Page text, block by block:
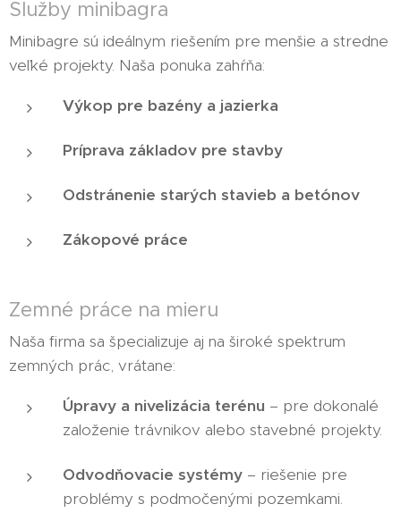
Služby minibagra
Minibagre sú ideálnym riešením pre menšie a stredne
veľké projekty. Naša ponuka zahŕňa:
Výkop pre bazény a jazierka
Príprava základov pre stavby
Odstránenie starých stavieb a betónov
Zákopové práce
Zemné práce na mieru
Naša firma sa špecializuje aj na široké spektrum
zemných prác, vrátane:
Úpravy a nivelizácia terénu – pre dokonalé
založenie trávnikov alebo stavebné projekty.
Odvodňovacie systémy – riešenie pre
problémy s podmočenými pozemkami.